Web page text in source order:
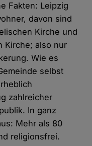
Fakten: Leipzig
davon sind
Kirche und
Kirche; also nur
Wie es
selbst
zahlreicher
In ganz
Mehr als 80
religionsfrei.